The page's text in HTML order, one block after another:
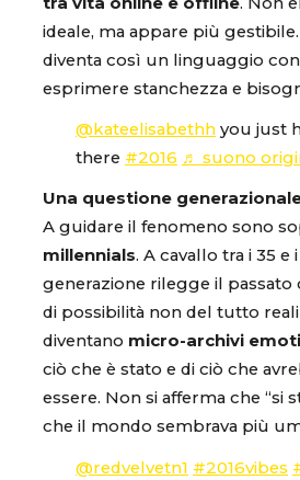
ideale, ma appare più
diventa così un linguaggio
esprimere stanchezza e
@kateelisabethh you just
there #2016 ♬ suono
Una questione
A guidare il fenomeno sono
millennials. A cavallo tra i 35 e
generazione rilegge il passato
di possibilità non del tutto
diventano micro-archivi
ciò che è stato e di ciò che
essere. Non si afferma che “si
che il mondo sembrava più
@redvelvetn1 #2016vibes